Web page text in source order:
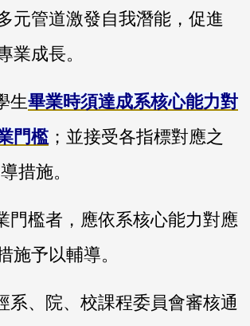
元管道激發自我潛能，促進
業成長。
生畢業時須達成系核心能力對
門檻 ；並接受各指標對應之
措施。
門檻者，應依系核心能力對應
施予以輔導。
系、院、校課程委員會審核通